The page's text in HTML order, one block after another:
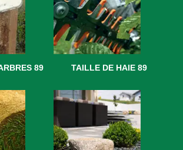
89 TAILLE DE HAIE 89